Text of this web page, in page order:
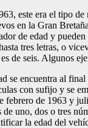
este era el tipo de
en la Gran
de edad y pueden
tres letras, o
de seis. Algunos
se encuentra al
con sufijo y se
febrero de 1963 y
de uno, dos o tres
la edad del